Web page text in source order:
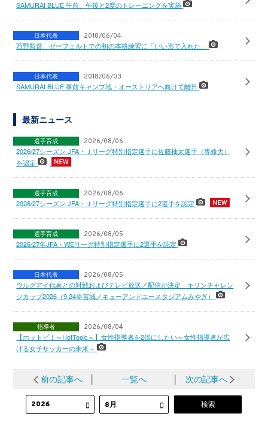
SAMURAI BLUE 午前、午後と2度のトレーニングを実施
日本代表 2018/06/04
西野監督、ゼーフェルトでの初の本格練習に「いい形で入れた」
日本代表 2018/06/03
SAMURAI BLUE 事前キャンプ地・オーストリアへ向けて離日
最新ニュース
選手育成 2026/08/06
2026/27シーズン JFA・Ｊリーグ特別指定選手に佐藤柚太選手（専修大）
を認定
選手育成 2026/08/06
2026/27シーズン JFA・Ｊリーグ特別指定選手に2選手を認定
選手育成 2026/08/05
2026/27年JFA・WEリーグ特別指定選手に2選手を認定
日本代表 2026/08/05
ウルグアイ代表との対戦およびテレビ放送／配信が決定 キリンチャレン
ジカップ2026（9.24＠宮城／キューアンドエースタジアムみやぎ）
指導者 2026/08/04
【ホットピ！～HotTopic～】女性指導者を2倍にしたい～女性指導者が広
げる女子サッカーの未来～
前の記事へ 一覧へ 次の記事へ